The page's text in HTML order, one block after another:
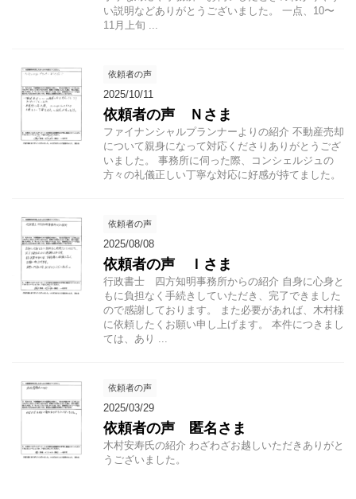
い説明などありがとうございました。 一点、10〜
11月上旬 ...
依頼者の声
2025/10/11
依頼者の声 Ｎさま
ファイナンシャルプランナーよりの紹介 不動産売却
について親身になって対応くださりありがとうござ
いました。 事務所に伺った際、コンシェルジュの
方々の礼儀正しい丁寧な対応に好感が持てました。
依頼者の声
2025/08/08
依頼者の声 Ｉさま
行政書士 四方知明事務所からの紹介 自身に心身と
もに負担なく手続きしていただき、完了できました
ので感謝しております。 また必要があれば、木村様
に依頼したくお願い申し上げます。 本件につきまし
ては、あり ...
依頼者の声
2025/03/29
依頼者の声 匿名さま
木村安寿氏の紹介 わざわざお越しいただきありがと
うございました。